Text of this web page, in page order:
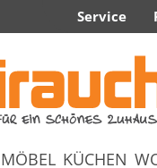
Service
MÖBEL KÜCHEN